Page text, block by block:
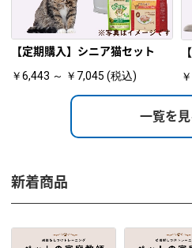
【定期購入】シニア猫セット
￥6,443 ～ ￥7,045 (税込)
一覧を見
新着商品